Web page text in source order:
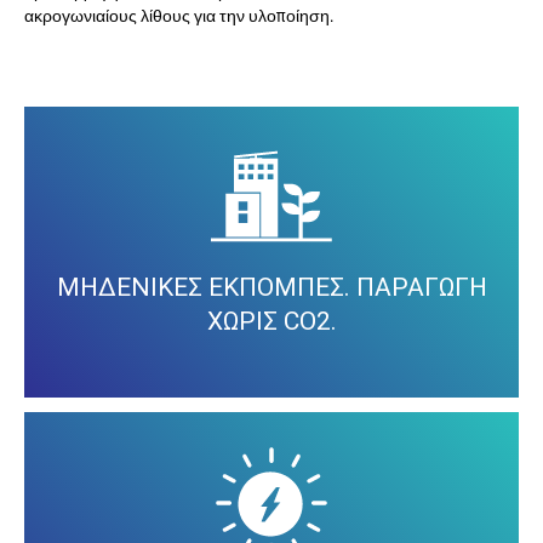
ακρογωνιαίους λίθους για την υλοποίηση.
ΜΗΔΕΝΙΚΕΣ ΕΚΠΟΜΠΕΣ. ΠΑΡΑΓΩΓΗ
ΧΩΡΙΣ CO2.
Το εργοστάσιο στο Tramagal έχει καταφέρει να μειώσει
σταδιακά τις εκπομπές CO2 τα τελευταία χρόνια και
μάλιστα το 2021 σημείωσε μείωση 50% σε σύγκριση με το
προηγούμενο έτος. Μέχρι το τέλος του 2022, η FUSO
στοχεύει πολύ συγκεκριμένα η παραγωγή της να είναι
Χάρη στη γεωγραφική του θέση, το Santarém είναι μία από
τις περιοχές της Πορτογαλίας με τις περισσότερες ώρες
ηλιοφάνειας ετησίως, πράγμα που σημαίνει ότι οι
συνθήκες για την παραγωγή ηλιακής ενέργειας στο